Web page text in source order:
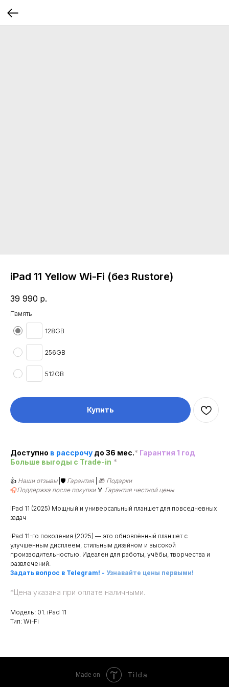
iPad 11 Yellow Wi-Fi (без Rustore)
39 990 р.
Память
128GB
256GB
512GB
Купить
Доступно в рассрочу до 36 мес.* Гарантия 1 год
Больше выгоды c Trade-in *
👍 Наши отзывы |🛡️ Гарантия 🎁 Подарки
🎧Поддержка после покупки 🏅 Гарантия честной цены
iPad 11 (2025) Мощный и универсальный планшет для повседневных
задач
iPad 11-го поколения (2025) — это обновлённый планшет с
улучшенным дисплеем, стильным дизайном и высокой
производительностью. Идеален для работы, учёбы, творчества и
развлечений.
Задать вопрос в Telegram! - Узнавайте цены первыми!
*Цена указана при оплате наличными.
Модель: 01. iPad 11
Тип: Wi-Fi
Made on Tilda